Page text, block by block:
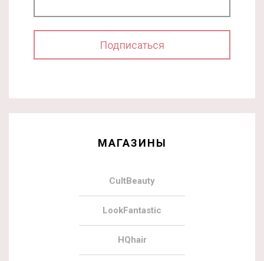
МАГАЗИНЫ
CultBeauty
LookFantastic
HQhair